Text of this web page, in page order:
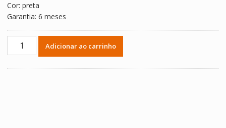
Cor: preta
Garantia: 6 meses
Bateria
Adicionar ao carrinho